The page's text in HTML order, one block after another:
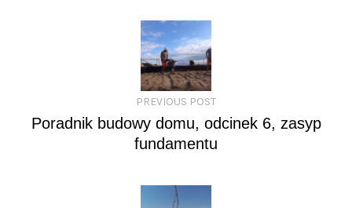
PREVIOUS POST
Poradnik budowy domu, odcinek 6, zasyp
fundamentu